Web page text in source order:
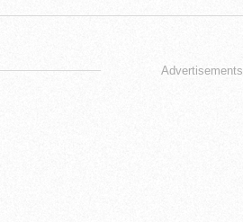
Advertisements